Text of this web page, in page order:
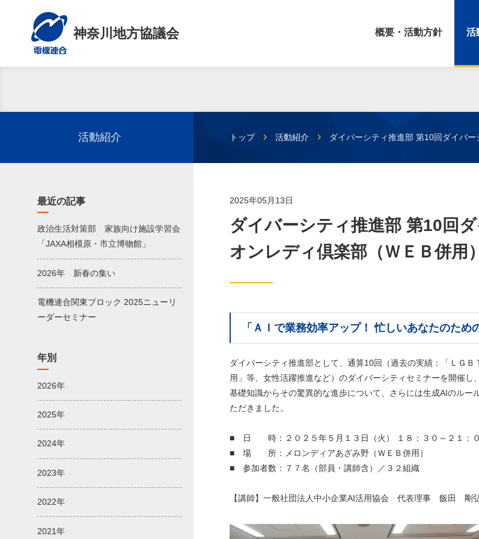
神奈川地方協議会 概要・活動方針 活
トップ 活動紹介 ダイバーシティ推進部 第10回ダイバ
活動紹介
2025年05月13日
ダイバーシティ推進部 第10回
オンレディ倶楽部（ＷＥＢ併用）
「ＡＩで業務効率アップ！ 忙しいあなたのため
ダイバーシティ推進部として、通算10回（過去の実績：「ＬＧ
用」等、女性活躍推進など）のダイバーシティセミナーを開催
基礎知識からその驚異的な進歩について、さらには生成AIのル
ただきました。
■ 日 時：２０２５年５月１３日（火） １８：３０～２１：
■ 場 所：メロンディアあざみ野（ＷＥＢ併用）
■ 参加者数：７７名（部員・講師含）／３２組織
【講師】一般社団法人中小企業AI活用協会 代表理事 飯田 剛
最近の記事
政治生活対策部 家族向け施設学習会
「JAXA相模原・市立博物館」
2026年 新春の集い
電機連合関東ブロック 2025ニューリ
ーダーセミナー
年別
2026年
2025年
2024年
2023年
2022年
2021年